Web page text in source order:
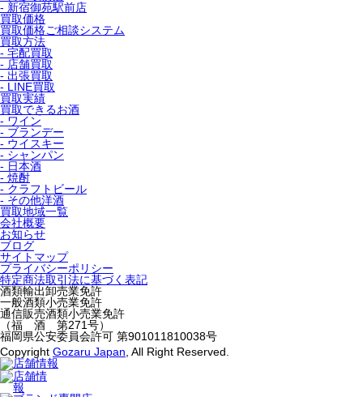
- 新宿御苑駅前店
買取価格
買取価格ご相談システム
買取方法
- 宅配買取
- 店舗買取
- 出張買取
- LINE買取
買取実績
買取できるお酒
- ワイン
- ブランデー
- ウイスキー
- シャンパン
- 日本酒
- 焼酎
- クラフトビール
- その他洋酒
買取地域一覧
会社概要
お知らせ
ブログ
サイトマップ
プライバシーポリシー
特定商法取引法に基づく表記
酒類輸出卸売業免許
一般酒類小売業免許
通信販売酒類小売業免許
（福 酒 第271号）
福岡県公安委員会許可 第901011810038号
Copyright Gozaru Japan , All Right Reserved.